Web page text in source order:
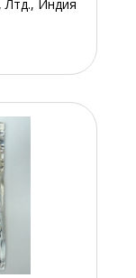
Лтд., Индия